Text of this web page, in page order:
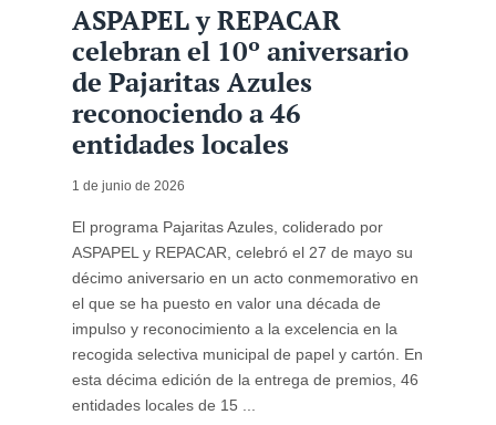
ASPAPEL y REPACAR
celebran el 10º aniversario
de Pajaritas Azules
reconociendo a 46
entidades locales
1 de junio de 2026
El programa Pajaritas Azules, coliderado por
ASPAPEL y REPACAR, celebró el 27 de mayo su
décimo aniversario en un acto conmemorativo en
el que se ha puesto en valor una década de
impulso y reconocimiento a la excelencia en la
recogida selectiva municipal de papel y cartón. En
esta décima edición de la entrega de premios, 46
entidades locales de 15 ...